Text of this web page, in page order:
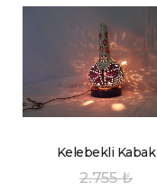
Kelebekli Kabak
2.755₺